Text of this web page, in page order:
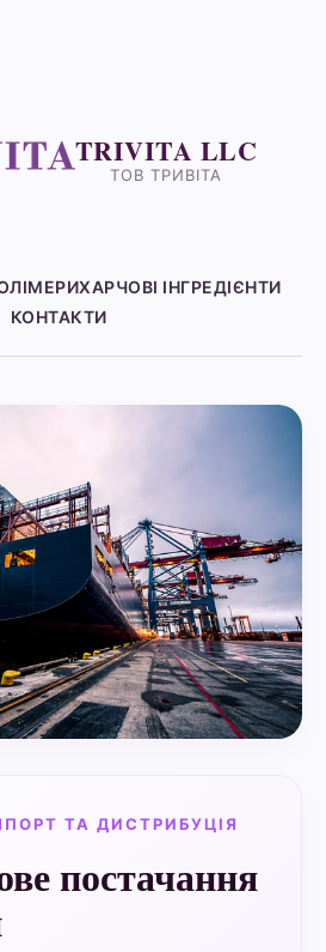
TRIVITA LLC
ТОВ ТРИВІТА
ХАРЧОВІ ІНГРЕДІЄНТИ
КОНТАКТИ
ТА ДИСТРИБУЦІЯ
постачання